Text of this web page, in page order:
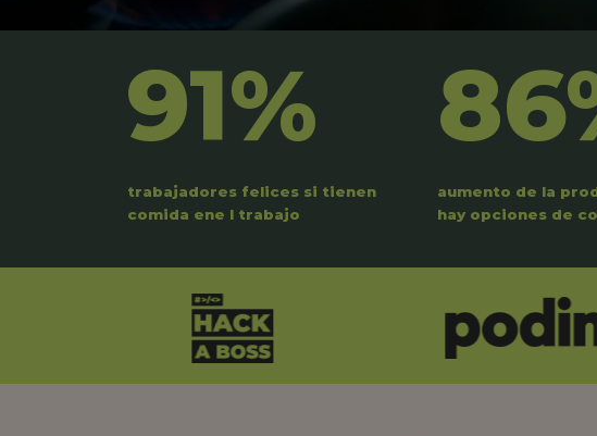
91%
trabajadores felices si tienen
comida ene l trabajo
aumento de la
hay opciones de